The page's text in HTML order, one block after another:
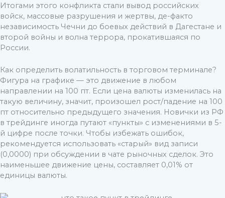
Итогами этого конфликта стали вывод российских
войск, массовые разрушения и жертвы, де-факто
независимость Чечни до боевых действий в Дагестане и
второй войны и волна террора, прокатившаяся по
России.
Как определить волатильность в торговом терминале?
Фигура на графике — это движение в любом
направлении на 100 пт. Если цена валюты изменилась на
такую величину, значит, произошел рост/падение на 100
пт относительно предыдущего значения. Новички из РФ
в трейдинге иногда путают «пункты» с изменениями в 5-
й цифре после точки. Чтобы избежать ошибок,
рекомендуется использовать «старый» вид записи
(0,0000) при обсуждении в чате рыночных сделок. Это
наименьшее движение цены, составляет 0,01% от
единицы валюты.